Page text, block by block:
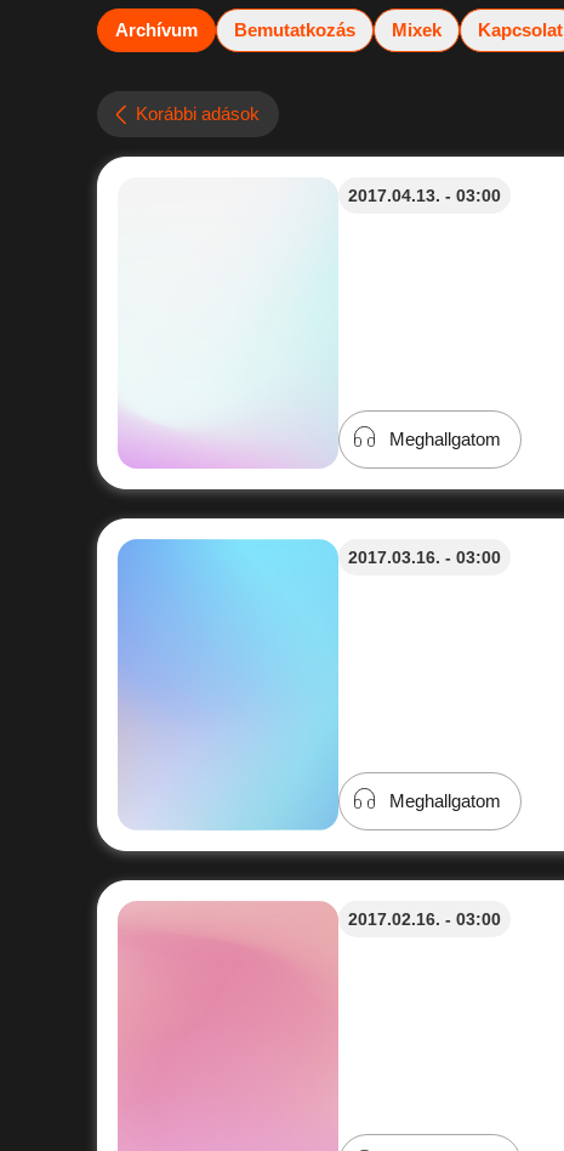
Archívum Bemutatkozás Mixek Kapcsolat
Korábbi adások
2017.04.13. - 03:00
Meghallgatom
2017.03.16. - 03:00
Meghallgatom
2017.02.16. - 03:00